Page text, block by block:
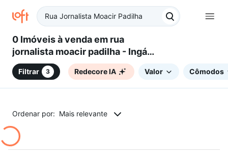
0 Imóveis à venda em rua
jornalista moacir padilha - Ingá,
Niterói, RJ
Filtrar 3 Redecore IA Valor Cômodos
Ordenar por: Mais relevante